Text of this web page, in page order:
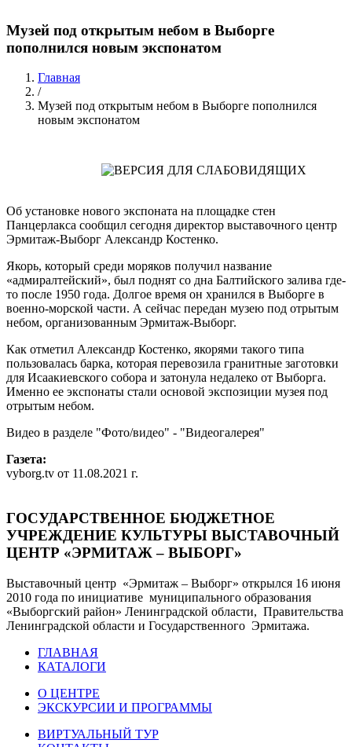
Музей под открытым небом в Выборге
пополнился новым экспонатом
Строка
навигации
Главная
/
Музей под открытым небом в Выборге пополнился
новым экспонатом
Об установке нового экспоната на площадке стен
Панцерлакса сообщил сегодня директор выставочного центр
Эрмитаж-Выборг Александр Костенко.
Якорь, который среди моряков получил название
«адмиралтейский», был поднят со дна Балтийского залива где-
то после 1950 года. Долгое время он хранился в Выборге в
военно-морской части. А сейчас передан музею под отрытым
небом, организованным Эрмитаж-Выборг.
Как отметил Александр Костенко, якорями такого типа
пользовалась барка, которая перевозила гранитные заготовки
для Исаакиевского собора и затонула недалеко от Выборга.
Именно ее экспонаты стали основой экспозиции музея под
отрытым небом.
Видео в разделе "Фото/видео" - "Видеогалерея"
Газета:
vyborg.tv от 11.08.2021 г.
ГОСУДАРСТВЕННОЕ БЮДЖЕТНОЕ
УЧРЕЖДЕНИЕ КУЛЬТУРЫ ВЫСТАВОЧНЫЙ
ЦЕНТР «ЭРМИТАЖ – ВЫБОРГ»
Выставочный центр «Эрмитаж – Выборг» открылся 16 июня
2010 года по инициативе муниципального образования
«Выборгский район» Ленинградской области, Правительства
Ленинградской области и Государственного Эрмитажа.
ГЛАВНАЯ
КАТАЛОГИ
О ЦЕНТРЕ
ЭКСКУРСИИ И ПРОГРАММЫ
ВИРТУАЛЬНЫЙ ТУР